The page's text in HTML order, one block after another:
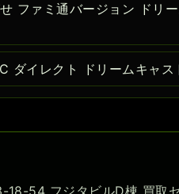
ファミ通バージョン ドリ
ダイレクト ドリームキャス
54 フジタビルD棟 買取